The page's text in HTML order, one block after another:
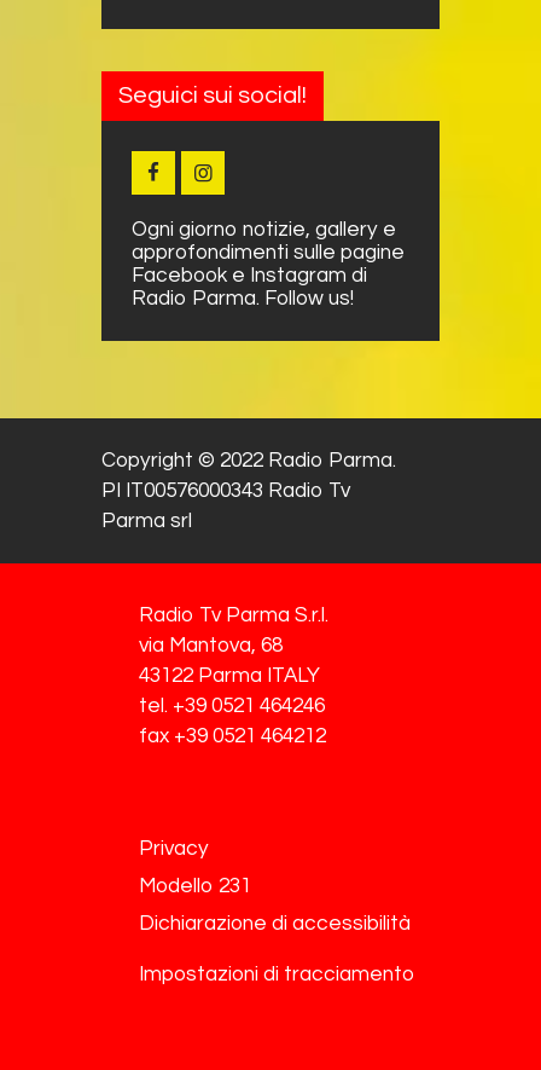
Seguici sui social!
Ogni giorno notizie, gallery e
approfondimenti sulle pagine
Facebook e Instagram di
Radio Parma. Follow us!
Copyright © 2022 Radio Parma.
PI IT00576000343 Radio Tv
Parma srl
Radio Tv Parma S.r.l.
via Mantova, 68
43122 Parma ITALY
tel. +39 0521 464246
fax +39 0521 464212
Privacy
Modello 231
Dichiarazione di accessibilità
Impostazioni di tracciamento